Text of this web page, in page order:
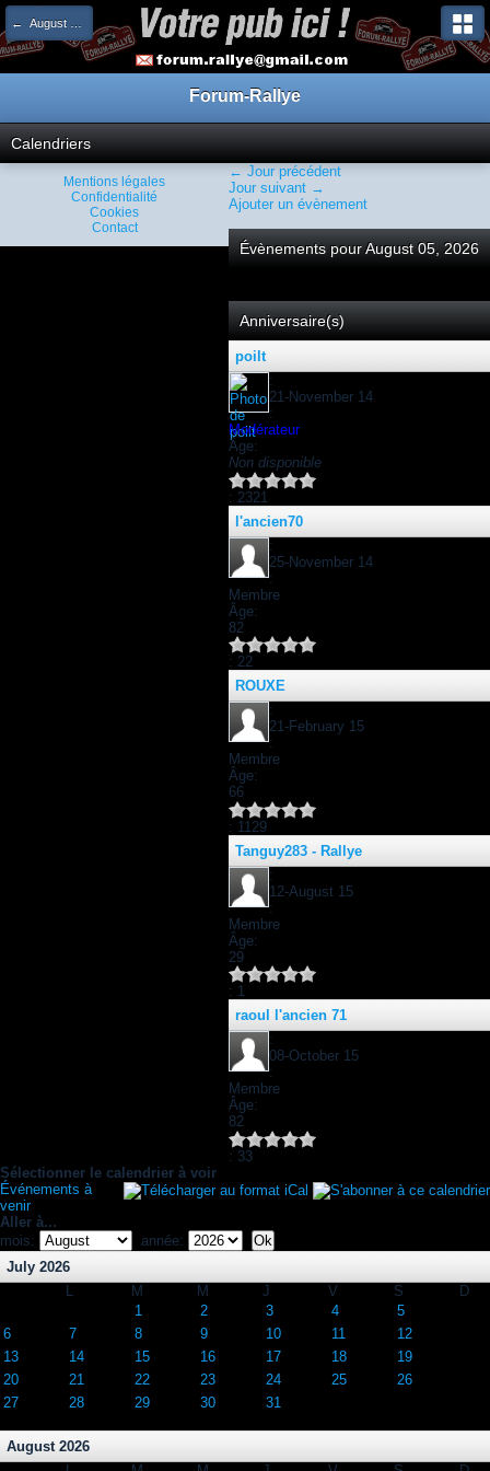
← August 2026
Forum-Rallye
Calendriers
← Jour précédent
Jour suivant →
Ajouter un évènement
Évènements pour August 05, 2026
Anniversaire(s)
poilt
:
21-November 14
:
Modérateur
Âge:
Non disponible
: 2321
l'ancien70
:
25-November 14
:
Membre
Âge:
82
: 22
ROUXE
:
21-February 15
:
Membre
Âge:
66
: 1129
Tanguy283 - Rallye
:
12-August 15
:
Membre
Âge:
29
: 1
raoul l'ancien 71
:
08-October 15
:
Membre
Âge:
82
: 33
Sélectionner le calendrier à voir
Événements à
venir
Aller à...
mois:
année:
July 2026
L
M M J V S
D
1
2 3 4
5
6
7 8 9 10 11
12
13
14 15 16 17 18
19
20
21 22 23 24 25
26
27
28 29 30 31
August 2026
Mentions légales
Confidentialité
Cookies
Contact